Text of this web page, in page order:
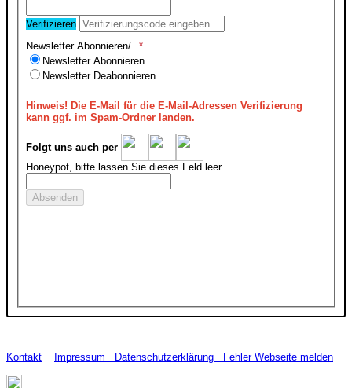
Verifizieren
Newsletter Abonnieren/
Newsletter Abonnieren
Newsletter Deabonnieren
Hinweis! Die E-Mail für die E-Mail-Adressen Verifizierung
kann ggf. im Spam-Ordner landen.
Folgt uns auch per
Honeypot, bitte lassen Sie dieses Feld leer
Kontakt Impressum Datenschutzerklärung Fehler Webseite melden